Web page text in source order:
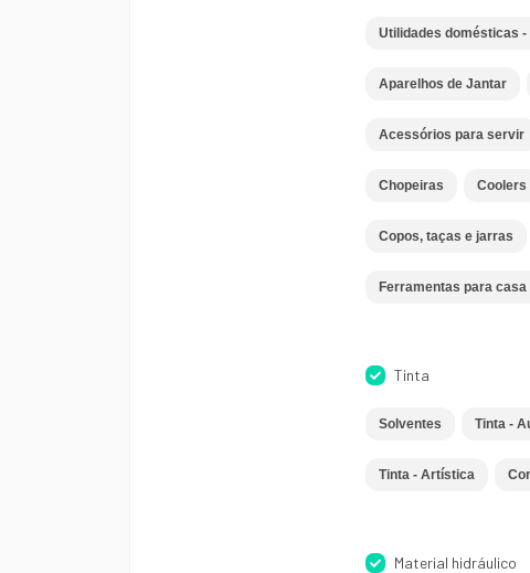
Utilidades domésticas
Aparelhos de Jantar
Acessórios para servir
Chopeiras Coolers
Copos, taças e jarras
Ferramentas para casa
Tinta
Solventes Tinta -
Tinta - Artística
Material hidráulico